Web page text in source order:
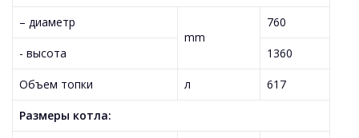
– диаметр
mm
760
- высота 1360
Объем топки л 617
Размеры котла: